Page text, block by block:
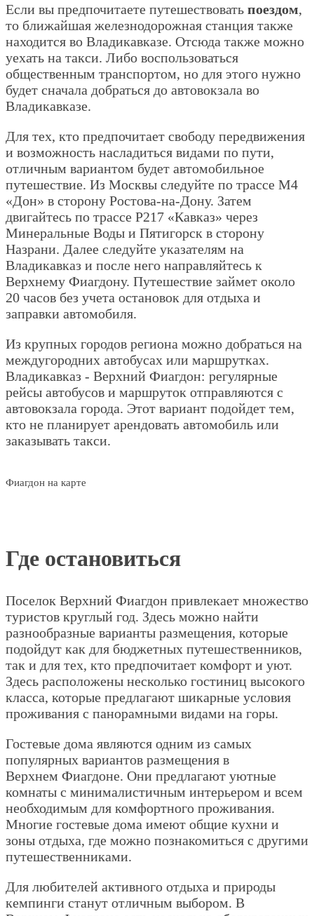
Если вы предпочитаете путешествовать поездом,
то ближайшая железнодорожная станция также
находится во Владикавказе. Отсюда также можно
уехать на такси. Либо воспользоваться
общественным транспортом, но для этого нужно
будет сначала добраться до автовокзала во
Владикавказе.
Для тех, кто предпочитает свободу передвижения
и возможность насладиться видами по пути,
отличным вариантом будет автомобильное
путешествие. Из Москвы следуйте по трассе М4
«Дон» в сторону Ростова-на-Дону. Затем
двигайтесь по трассе Р217 «Кавказ» через
Минеральные Воды и Пятигорск в сторону
Назрани. Далее следуйте указателям на
Владикавказ и после него направляйтесь к
Верхнему Фиагдону. Путешествие займет около
20 часов без учета остановок для отдыха и
заправки автомобиля.
Из крупных городов региона можно добраться на
междугородних автобусах или маршрутках.
Владикавказ - Верхний Фиагдон: регулярные
рейсы автобусов и маршруток отправляются с
автовокзала города. Этот вариант подойдет тем,
кто не планирует арендовать автомобиль или
заказывать такси.
Фиагдон на карте
Где остановиться
Поселок Верхний Фиагдон привлекает множество
туристов круглый год. Здесь можно найти
разнообразные варианты размещения, которые
подойдут как для бюджетных путешественников,
так и для тех, кто предпочитает комфорт и уют.
Здесь расположены несколько гостиниц высокого
класса, которые предлагают шикарные условия
проживания с панорамными видами на горы.
Гостевые дома являются одним из самых
популярных вариантов размещения в
Верхнем Фиагдоне. Они предлагают уютные
комнаты с минималистичным интерьером и всем
необходимым для комфортного проживания.
Многие гостевые дома имеют общие кухни и
зоны отдыха, где можно познакомиться с другими
путешественниками.
Для любителей активного отдыха и природы
кемпинги станут отличным выбором. В